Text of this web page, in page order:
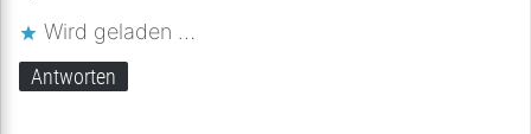
Wird geladen …
Antworten